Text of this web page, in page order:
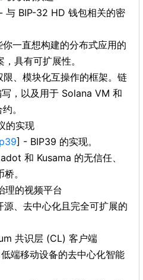
与 BIP-32 HD 钱包相关的密
一直想构建的分布式应用的
具有可扩展性。
限、模块化互操作的框架。链
，以及用于 Solana VM 和
。
的实现
] - BIP39 的实现。
和 Kusama 的无信任、
。
理的视频平台
源、去中心化且完全可扩展的
共识层 (CL) 客户端
端移动设备的去中心化智能